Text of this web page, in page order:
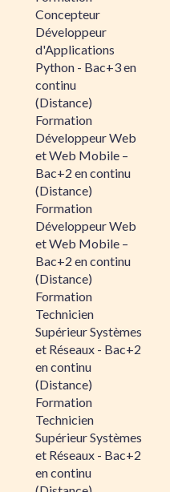
Concepteur
Développeur
d'Applications
Python - Bac+3 en
continu
(Distance)
Formation
Développeur Web
et Web Mobile –
Bac+2 en continu
(Distance)
Formation
Développeur Web
et Web Mobile –
Bac+2 en continu
(Distance)
Formation
Technicien
Supérieur Systèmes
et Réseaux - Bac+2
en continu
(Distance)
Formation
Technicien
Supérieur Systèmes
et Réseaux - Bac+2
en continu